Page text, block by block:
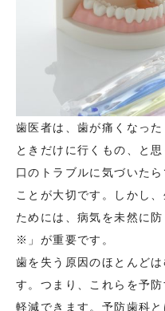
歯医者は、歯が痛くなっ
ときだけに行くもの、と
口のトラブルに気づいた
ことが大切です。しかし
ためには、病気を未然に
※」が重要です。
歯を失う原因のほとんど
す。つまり、これらを予
軽減できます。予防歯科